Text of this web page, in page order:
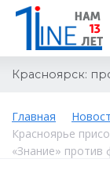
Красноярск:
Главная
Красноярье
«Знание»